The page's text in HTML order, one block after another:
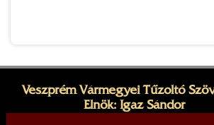
Veszprém Vármegyei Tűzoltó
Elnök: Igaz Sándor